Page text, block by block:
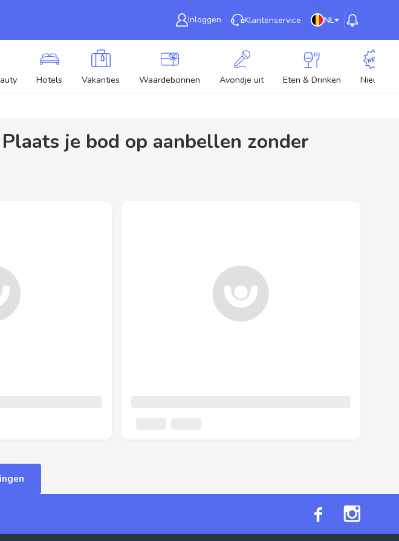
Inloggen Klantenservice NL
Hotels Vakanties Waardebonnen Avondje uit Eten & Drinken Nieuw